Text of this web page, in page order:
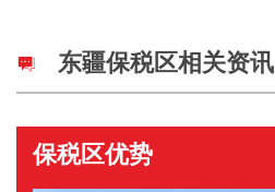
东疆保税区相关资讯
保税区优势